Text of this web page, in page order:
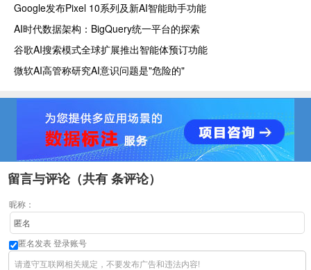
Google发布Pixel 10系列及新AI智能助手功能
AI时代数据架构：BigQuery统一平台的探索
谷歌AI搜索模式全球扩展推出智能体预订功能
微软AI高管称研究AI意识问题是"危险的"
留言与评论（共有条评论）
昵称：
匿名发表登录账号